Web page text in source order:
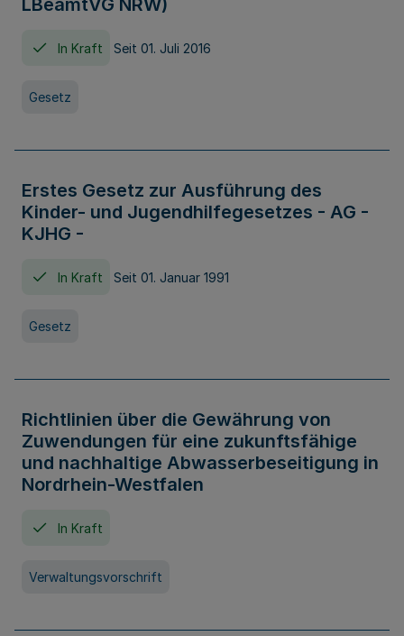
LBeamtVG NRW)
In Kraft Seit 01. Juli 2016
Gesetz
Erstes Gesetz zur Ausführung des
Kinder- und Jugendhilfegesetzes - AG -
KJHG -
In Kraft Seit 01. Januar 1991
Gesetz
Richtlinien über die Gewährung von
Zuwendungen für eine zukunftsfähige
und nachhaltige Abwasserbeseitigung in
Nordrhein-Westfalen
In Kraft
Verwaltungsvorschrift